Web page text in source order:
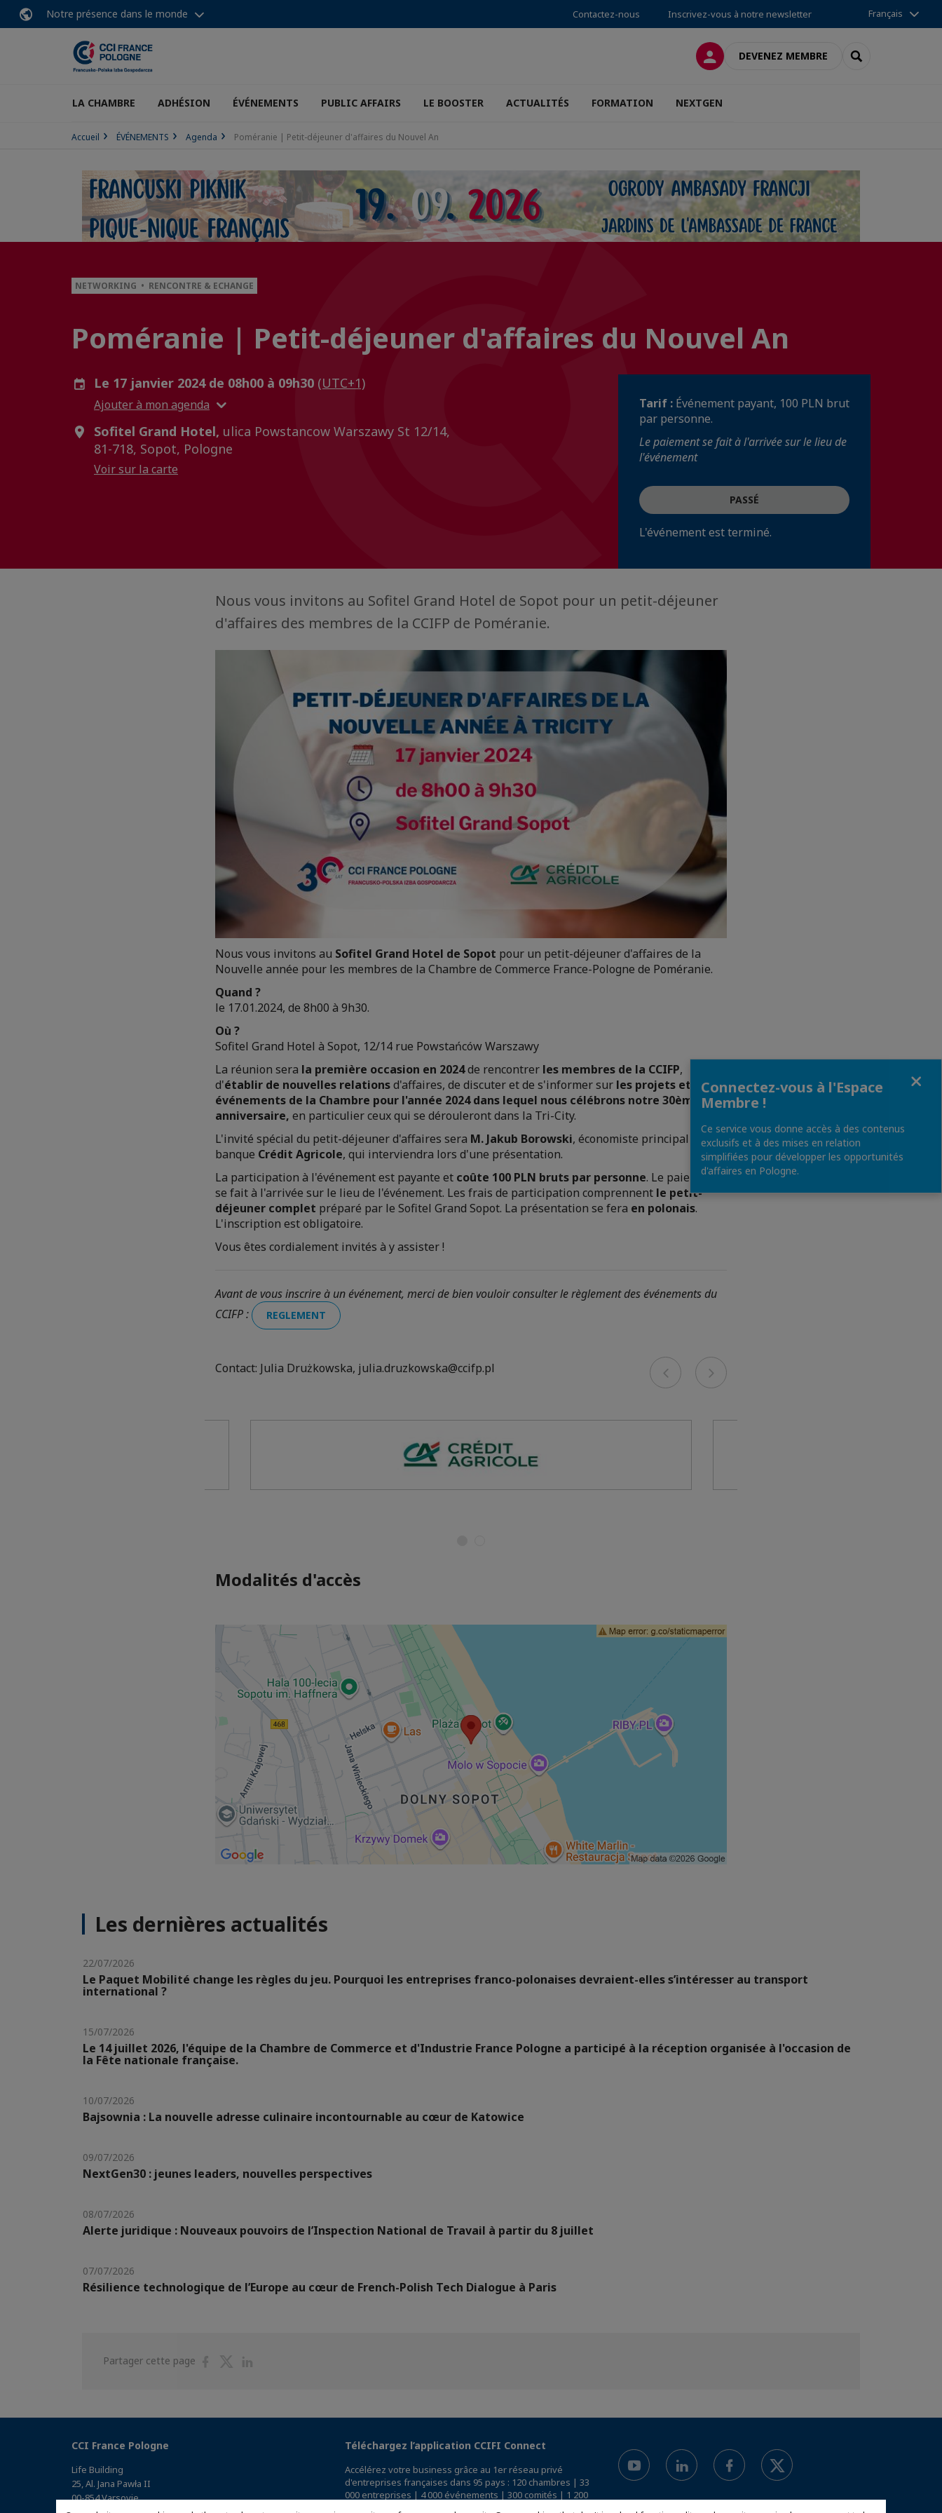
Notre présence dans le monde Contactez-nous Inscrivez-vous à notre newsletter Français
CONNEXIONDEVENEZ MEMBRE RECHERCHER
LA CHAMBRE ADHÉSION ÉVÉNEMENTS PUBLIC AFFAIRS LE BOOSTER ACTUALITÉS FORMATION NEXTGEN
Accueil ÉVÉNEMENTS Agenda Poméranie | Petit-déjeuner d'affaires du Nouvel An
NETWORKING • RENCONTRE & ECHANGE
Poméranie | Petit-déjeuner d'affaires du Nouvel An
Le 17 janvier 2024 de 08h00 à 09h30 (UTC+1)
Ajouter à mon agenda
Sofitel Grand Hotel, ulica Powstancow Warszawy St 12/14,
81-718, Sopot, Pologne
Voir sur la carte
Tarif : Événement payant, 100 PLN brut
par personne.
Le paiement se fait à l'arrivée sur le lieu de
l'événement
PASSÉ
L'événement est terminé.
Nous vous invitons au Sofitel Grand Hotel de Sopot pour un petit-déjeuner
d'affaires des membres de la CCIFP de Poméranie.
Nous vous invitons au Sofitel Grand Hotel de Sopot pour un petit-déjeuner d'affaires de la
Nouvelle année pour les membres de la Chambre de Commerce France-Pologne de Poméranie.
Quand ?
le 17.01.2024, de 8h00 à 9h30.
Où ?
Sofitel Grand Hotel à Sopot, 12/14 rue Powstańców Warszawy
La réunion sera la première occasion en 2024de rencontrer les membres de la CCIFP,
d'établir de nouvelles relationsd'affaires, de discuter et de s'informer sur les projets et les
événements de la Chambre pour l'année 2024 dans lequel nous célébrons notre 30ème
anniversaire, en particulier ceux qui se dérouleront dans la Tri-City.
L'invité spécial du petit-déjeuner d'affaires sera M. Jakub Borowski, économiste principal de la
banque Crédit Agricole, qui interviendra lors d'une présentation.
La participation à l'événement est payante et coûte 100 PLN bruts par personne. Le paiement
se fait à l'arrivée sur le lieu de l'événement. Les frais de participation comprennent le petit-
déjeuner complet préparé par le Sofitel Grand Sopot. La présentation se fera en polonais.
L'inscription est obligatoire.
Vous êtes cordialement invités à y assister !
Avant de vous inscrire à un événement, merci de bien vouloir consulter le règlement des événements du
CCIFP :
REGLEMENT
Contact: Julia Drużkowska, julia.druzkowska@ccifp.pl Previous
Modalités d'accès
Les dernières actualités
22/07/2026
Le Paquet Mobilité change les règles du jeu. Pourquoi les entreprises franco-polonaises devraient-elles s’intéresser au transport
international ?
15/07/2026
Le 14 juillet 2026, l'équipe de la Chambre de Commerce et d'Industrie France Pologne a participé à la réception organisée à l'occasion de
la Fête nationale française.
10/07/2026
Bajsownia : La nouvelle adresse culinaire incontournable au cœur de Katowice
09/07/2026
NextGen30 : jeunes leaders, nouvelles perspectives
08/07/2026
Alerte juridique : Nouveaux pouvoirs de l’Inspection National de Travail à partir du 8 juillet
07/07/2026
Résilience technologique de l’Europe au cœur de French-Polish Tech Dialogue à Paris
Partager cette page
PartagerPartager
CCI France Pologne
Life Building
25, Al. Jana Pawła II
00-854 Varsovie
Téléchargez l’application CCIFI Connect
Accélérez votre business grâce au 1er réseau privé
d'entreprises françaises dans 95 pays : 120 chambres | 33
000 entreprises | 4 000 événements | 300 comités | 1 200
Connectez-vous à l'Espace
Membre !
Ce service vous donne accès à des contenus
exclusifs et à des mises en relation
simplifiées pour développer les opportunités
d'affaires en Pologne.